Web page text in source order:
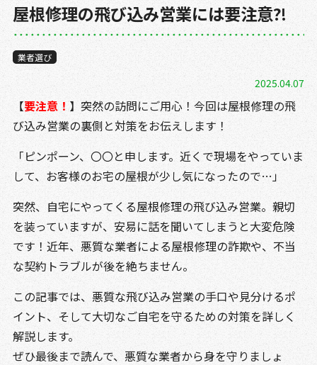
屋根修理の飛び込み営業には要注意⁈
業者選び
2025.04.07
【要注意！ 】突然の訪問にご用心！今回は屋根修理の飛
び込み営業の裏側と対策をお伝えします！
「ピンポーン、〇〇と申します。近くで現場をやっていま
して、お客様のお宅の屋根が少し気になったので…」
突然、自宅にやってくる屋根修理の飛び込み営業。親切
を装っていますが、安易に話を聞いてしまうと大変危険
です！近年、悪質な業者による屋根修理の詐欺や、不当
な契約トラブルが後を絶ちません。
この記事では、悪質な飛び込み営業の手口や見分けるポ
イント、そして大切なご自宅を守るための対策を詳しく
解説します。
ぜひ最後まで読んで、悪質な業者から身を守りましょ